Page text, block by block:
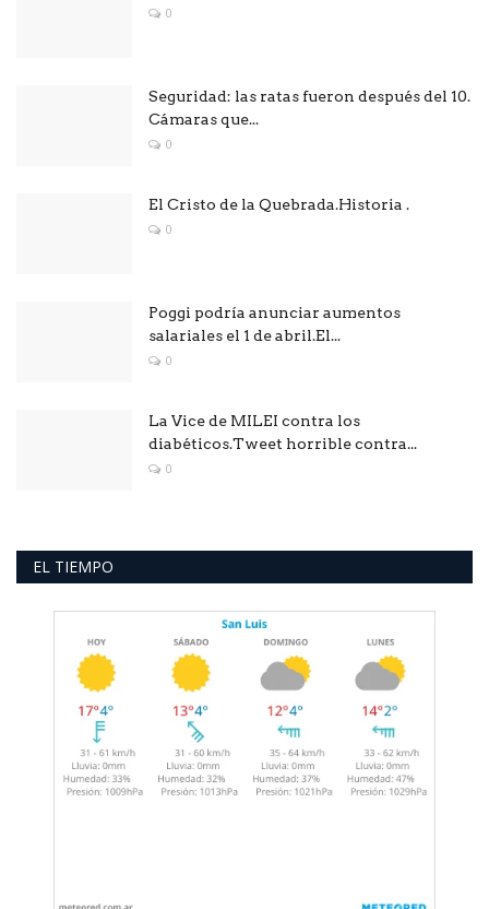
0
Seguridad: las ratas fueron después del 10.
Cámaras que...
0
El Cristo de la Quebrada.Historia .
0
Poggi podría anunciar aumentos
salariales el 1 de abril.El...
0
La Vice de MILEI contra los
diabéticos.Tweet horrible contra...
0
EL TIEMPO